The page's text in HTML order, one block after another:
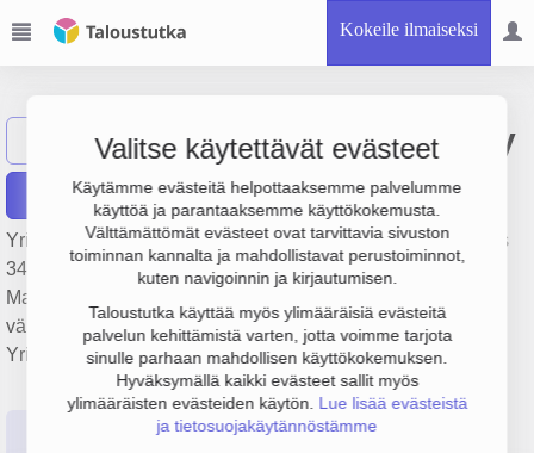
Kokeile ilmaiseksi
Valitse käytettävät evästeet
Käytämme evästeitä helpottaaksemme palvelumme
käyttöä ja parantaaksemme käyttökokemusta.
Välttämättömät evästeet ovat tarvittavia sivuston
toiminnan kannalta ja mahdollistavat perustoiminnot,
kuten navigoinnin ja kirjautumisen.
Taloustutka käyttää myös ylimääräisiä evästeitä
palvelun kehittämistä varten, jotta voimme tarjota
sinulle parhaan mahdollisen käyttökokemuksen.
Hyväksymällä kaikki evästeet sallit myös
ylimääräisten evästeiden käytön. Lue lisää evästeistä
ja tietosuojakäytännöstämme
Näytä haku Jyväs-Caravan Oy
Raportit
Yrityksen Jyväs-Caravan Oy liikevaihto on 20.7 milj. €, tulos
344 000 € ja henkilöstömäärä 30. Sen päätoimiala on
Matkailuvaunujen ja muiden moottoriajoneuvojen
vähittäiskauppa, perustamisvuosi 1978 ja sijainti Jyväskylä.
Yrityksen yhtiömuoto Osakeyhtiö (OY).
Tilinpäätösluvut Päättäjätiedot